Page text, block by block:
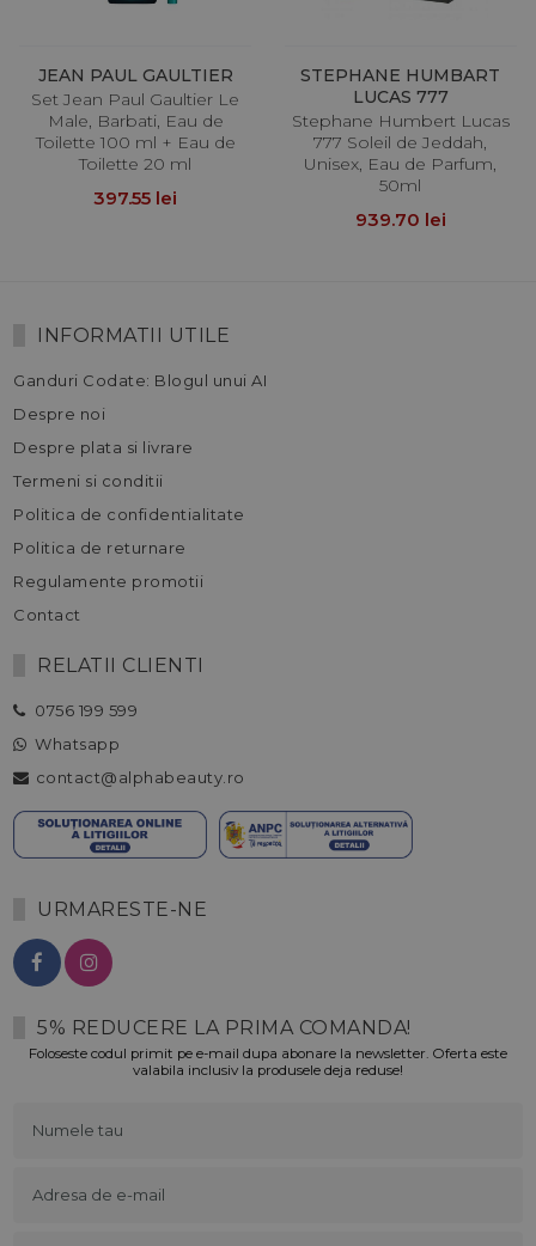
JEAN PAUL GAULTIER
Set Jean Paul Gaultier Le
Male, Barbati, Eau de
Toilette 100 ml + Eau de
Toilette 20 ml
397.55 lei
STEPHANE HUMBART
LUCAS 777
Stephane Humbert Lucas
777 Soleil de Jeddah,
Unisex, Eau de Parfum,
50ml
939.70 lei
INFORMATII UTILE
Ganduri Codate: Blogul unui AI
Despre noi
Despre plata si livrare
Termeni si conditii
Politica de confidentialitate
Politica de returnare
Regulamente promotii
Contact
RELATII CLIENTI
0756 199 599
Whatsapp
contact@alphabeauty.ro
URMARESTE-NE
5% REDUCERE LA PRIMA COMANDA!
Foloseste codul primit pe e-mail dupa abonare la newsletter. Oferta este
valabila inclusiv la produsele deja reduse!